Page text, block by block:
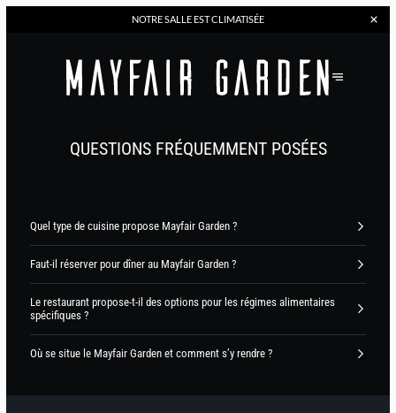
NOTRESALLE EST CLIMATISÉE
QUESTIONS FRÉQUEMMENT POSÉES
Quel type de cuisine propose Mayfair Garden ?
Faut-il réserver pour dîner au Mayfair Garden ?
Le restaurant propose-t-il des options pour les régimes alimentaires
spécifiques ?
Où se situe le Mayfair Garden et comment s’y rendre ?